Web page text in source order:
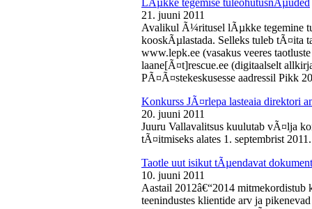
LÃµkke tegemise tuleohutusnÃµuded
21. juuni 2011
Avalikul Ã¼ritusel lÃµkke tegemine
kooskÃµlastada. Selleks tuleb tÃ¤ita
www.lepk.ee (vasakus veeres
laane[Ã¤t]rescue.ee (digitaalselt
PÃ¤Ã¤stekeskusesse aadressil Pikk
Konkurss JÃ¤rlepa lasteaia direktori
20. juuni 2011
Juuru Vallavalitsus kuulutab vÃ¤lja
tÃ¤itmiseks alates 1. septembrist
Taotle uut isikut tÃµendavat
10. juuni 2011
Aastail 2012â€“2014
teenindustes klientide arv ja